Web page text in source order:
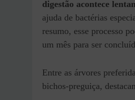
digestão acontece
ajuda de bactérias
resumo, esse processo
um mês para ser
Entre as árvores
bichos-preguiça,